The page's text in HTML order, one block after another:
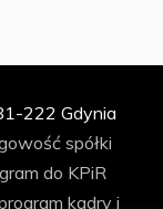
222 Gdynia
spółki
do KPiR
kadry i